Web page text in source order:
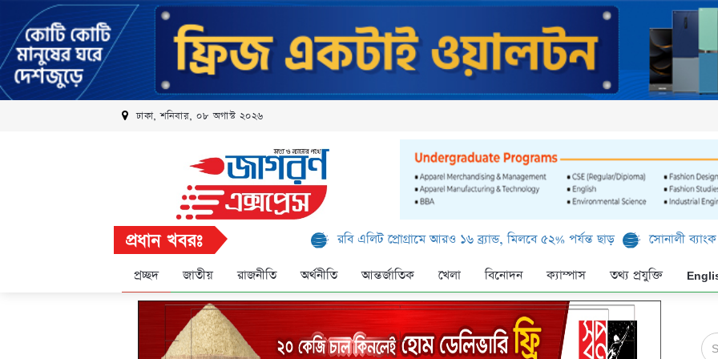
ঢাকা, শনিবার, ০৮ অগাস্ট ২০২৬
প্রধান খবরঃ রবি এলিট প্রোগ্রামে আরও ১৬ ব্র্যান্ড, মিলবে ৫২% পর্যন্ত ছাড় সোনালী ব্যাংক লিমিটেড-
প্রচ্ছদ জাতীয় রাজনীতি অর্থনীতি আন্তর্জাতিক খেলা বিনোদন ক্যাম্পাস তথ্য প্রযুক্তি